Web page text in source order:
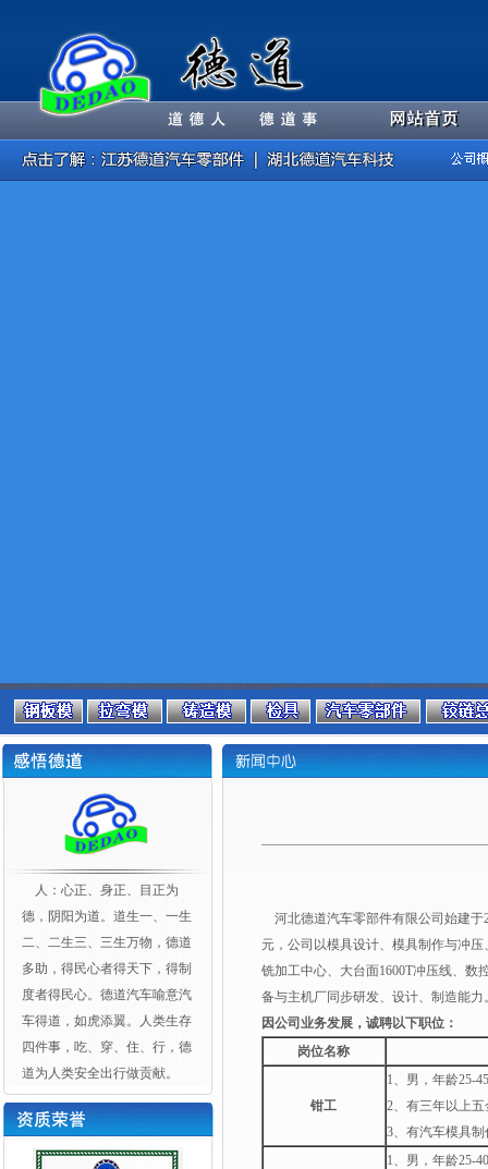
人：心正、身正、目正为
德，阴阳为道。道生一、一生
二、二生三、三生万物，德道
多助，得民心者得天下，得制
度者得民心。德道汽车喻意汽
车得道，如虎添翼。人类生存
四件事，吃、穿、住、行，德
道为人类安全出行做贡献。
河北德道汽车零部件有限公司始建于
元，公司以模具设计、模具制作与冲
铣加工中心、大台面1600T冲压线、数
备与主机厂同步研发、设计、制造能力
因公司业务发展，诚聘以下职位：
岗位名称
钳工
1、男，年龄25-
2、有三年以上
3、有汽车模具
1、男，年龄25-